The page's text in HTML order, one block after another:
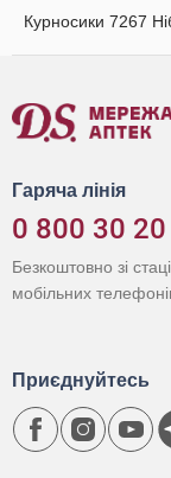
Курносики 7267
Гаряча лінія
0 800 30
Безкоштовно зі
мобільних
Приєднуйтесь